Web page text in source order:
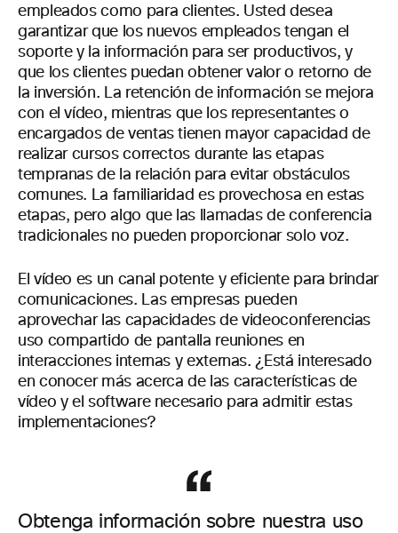
empleados como para clientes. Usted desea
garantizar que los nuevos empleados tengan el
soporte y la información para ser productivos, y
que los clientes puedan obtener valor o retorno de
la inversión. La retención de información se mejora
con el vídeo, mientras que los representantes o
encargados de ventas tienen mayor capacidad de
realizar cursos correctos durante las etapas
tempranas de la relación para evitar obstáculos
comunes. La familiaridad es provechosa en estas
etapas, pero algo que las llamadas de conferencia
tradicionales no pueden proporcionar solo voz.
El vídeo es un canal potente y eficiente para brindar
comunicaciones. Las empresas pueden
aprovechar las capacidades de videoconferencias
uso compartido de pantalla reuniones en
interacciones internas y externas. ¿Está interesado
en conocer más acerca de las características de
vídeo y el software necesario para admitir estas
implementaciones?
Obtenga información sobre nuestra uso